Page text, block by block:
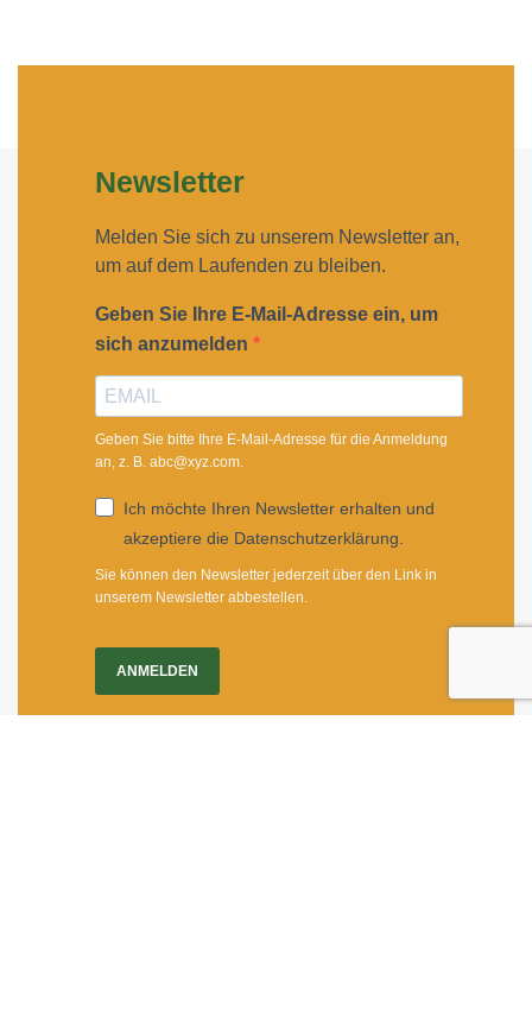
Newsletter
Melden Sie sich zu unserem Newsletter an,
um auf dem Laufenden zu bleiben.
Geben Sie Ihre E-Mail-Adresse ein, um
sich anzumelden
Geben Sie bitte Ihre E-Mail-Adresse für die Anmeldung
an, z. B. abc@xyz.com.
Ich möchte Ihren Newsletter erhalten und
akzeptiere die Datenschutzerklärung.
Sie können den Newsletter jederzeit über den Link in
unserem Newsletter abbestellen.
ANMELDEN